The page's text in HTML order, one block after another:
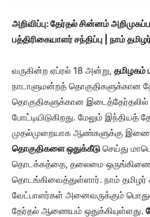
அறிவிப்பு: தேர்தல் சின்னம்
பத்திரிகையாளர் சந்திப்பு | நாம்
வருகின்ற ஏப்ரல் 18 அன்று, தமிழகம்
நாடாளுமன்றத் தொகுதிகளுக்கான
தொகுதிகளுக்கான இடைத்தேர்தலில்
போட்டியிடுகிறது. மேலும் இந்தியத்
முதல்முறையாக ஆண்களுக்கு
தொகுதிகளை ஒதுக்கீடு செய்து
தொடக்கத்தை, தலைமை
தொடங்கிவைத்துள்ளார். நாம் தமிழர்
வேட்பாளர்கள் அனைவருக்கும்
தேர்தல் ஆணையம் ஒதுக்கியுள்ளது.